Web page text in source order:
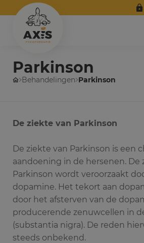
Parkinson
Behandelingen Parkinson
De ziekte van Parkinson
De ziekte van Parkinson is een
aandoening in de hersenen. De
Parkinson wordt veroorzaakt
dopamine. Het tekort aan
door het afsterven van de
producerende zenuwcellen in
(substantia nigra). De reden
steeds onbekend.